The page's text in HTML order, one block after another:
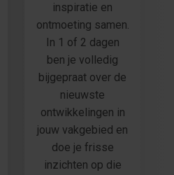
inspiratie en
ontmoeting samen.
In 1 of 2 dagen
ben je volledig
bijgepraat over de
nieuwste
ontwikkelingen in
jouw vakgebied en
doe je frisse
inzichten op die